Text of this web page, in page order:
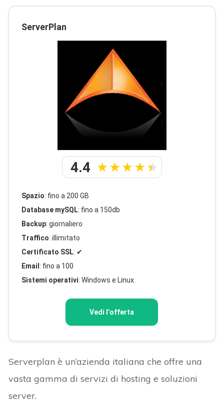
ServerPlan
4.4
Spazio: fino a 200 GB
Database mySQL: fino a 150db
Backup: giornaliero
Traffico: illimitato
Certificato SSL: ✔
Email : fino a 100
Sistemi operativi: Windows e Linux
Vedi l’offerta
Serverplan è un’azienda italiana che offre una
vasta gamma di servizi di hosting e soluzioni
server.​